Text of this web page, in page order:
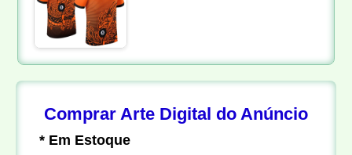
Comprar Arte Digital do Anúncio
* Em Estoque